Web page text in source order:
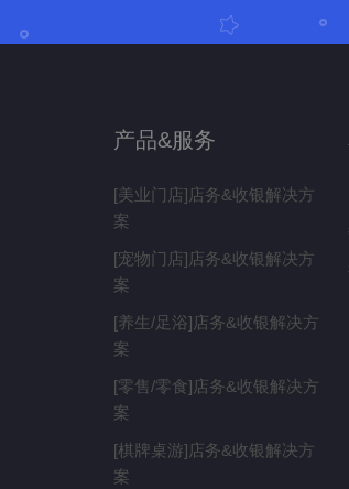
产品&服务
[美业门店]店务&收银解决方
案
[宠物门店]店务&收银解决方
案
[养生/足浴]店务&收银解决方
案
[零售/零食]店务&收银解决方
案
[棋牌桌游]店务&收银解决方
案